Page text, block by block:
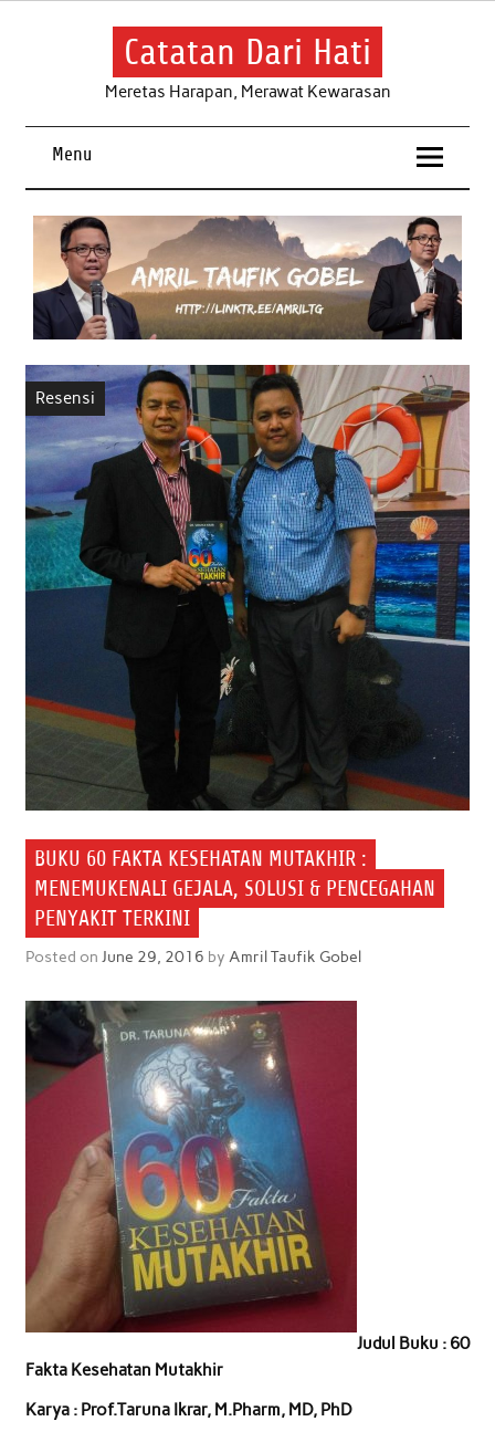
Skip
Catatan Dari Hati
Meretas Harapan, Merawat Kewarasan
Menu
Resensi
BUKU 60 FAKTA KESEHATAN MUTAKHIR :
MENEMUKENALI GEJALA, SOLUSI & PENCEGAHAN
PENYAKIT TERKINI
Posted on June 29, 2016 by Amril Taufik Gobel
Judul Buku : 60
Fakta Kesehatan Mutakhir
Karya : Prof.Taruna Ikrar, M.Pharm, MD, PhD